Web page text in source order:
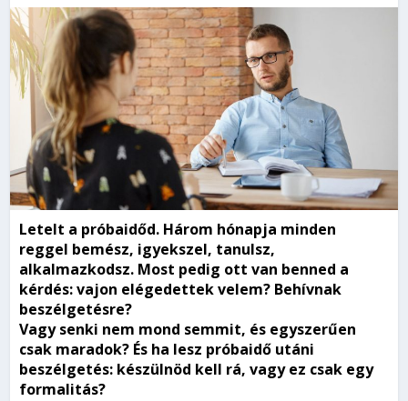
Letelt a próbaidőd. Három hónapja minden
reggel bemész, igyekszel, tanulsz,
alkalmazkodsz. Most pedig ott van benned a
kérdés: vajon elégedettek velem? Behívnak
beszélgetésre?
Vagy senki nem mond semmit, és egyszerűen
csak maradok? És ha lesz próbaidő utáni
beszélgetés: készülnöd kell rá, vagy ez csak egy
formalitás?